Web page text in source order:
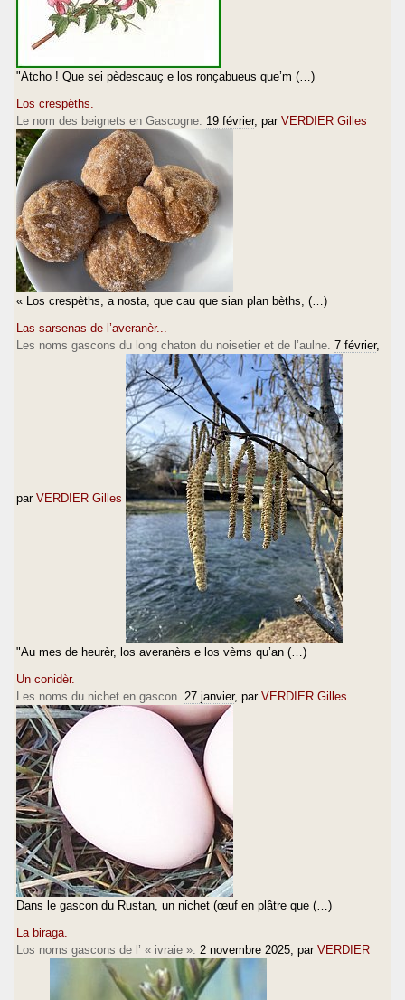
"Atcho ! Que sei pèdescauç e los ronçabueus que’m (…)
Los crespèths.
Le nom des beignets en Gascogne. 19 février, par VERDIER Gilles
« Los crespèths, a nosta, que cau que sian plan bèths, (…)
Las sarsenas de l’averanèr...
Les noms gascons du long chaton du noisetier et de l’aulne. 7 février,
par VERDIER Gilles
"Au mes de heurèr, los averanèrs e los vèrns qu’an (…)
Un conidèr.
Les noms du nichet en gascon. 27 janvier, par VERDIER Gilles
Dans le gascon du Rustan, un nichet (œuf en plâtre que (…)
La biraga.
Los noms gascons de l’ « ivraie ». 2 novembre 2025 , par VERDIER